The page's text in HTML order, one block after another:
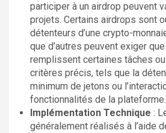
participer à un airdrop peuvent
projets. Certains airdrops sont
détenteurs d’une crypto-
que d’autres peuvent exiger
remplissent certaines tâches
critères précis, tels que la
minimum de jetons ou
fonctionnalités de la plateforme.
Implémentation Technique :
généralement réalisés à l’aide